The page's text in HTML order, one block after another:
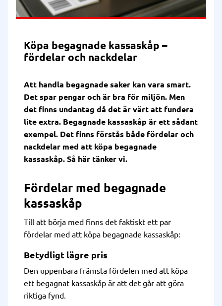
Köpa begagnade kassaskåp –
fördelar och nackdelar
Att handla begagnade saker kan vara smart.
Det spar pengar och är bra för miljön. Men
det finns undantag då det är värt att fundera
lite extra. Begagnade kassaskåp är ett sådant
exempel. Det finns förstås både fördelar och
nackdelar med att köpa begagnade
kassaskåp. Så här tänker vi.
Fördelar med begagnade
kassaskåp
Till att börja med finns det faktiskt ett par
fördelar med att köpa begagnade kassaskåp:
Betydligt lägre pris
Den uppenbara främsta fördelen med att köpa
ett begagnat kassaskåp är att det går att göra
riktiga fynd.